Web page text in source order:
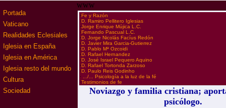
Portada
Vaticano
Realidades Eclesiales
Iglesia en España
Iglesia en América
Iglesia resto del mundo
Cultura
Sociedad
www
·Fe y Razón
·D. Ramiro Pellitero Iglesias
·Jorge Enrique Mújica L.C.
·Fernando Pascual L.C.
·D. Jorge Nicolás Facíus Redón
·D. Javier Mira Garcia-Gutierrez
·D. Pablo Mª Ozcoidi
·D. Rafael Hernandez
·D. José Israel Pequero Aquino
·D. Rafael Tortonda Zarzoso
·D. Paulo Reis Godinho
· .../... Psicología a la luz de la fé
·Testimonios de fe
Noviazgo y familia cristiana;
psicólogo.